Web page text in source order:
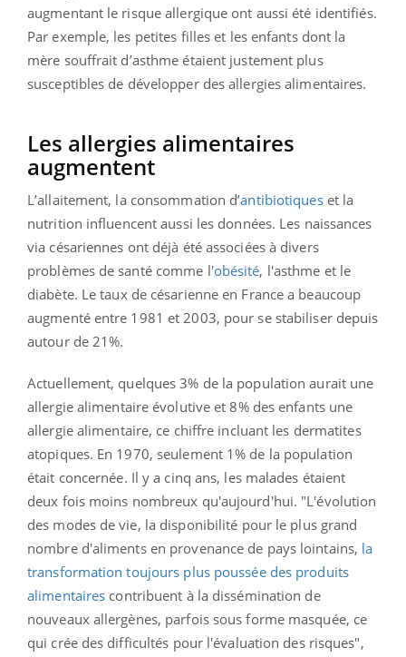
augmentant le risque allergique ont aussi été identifiés.
Par exemple, les petites filles et les enfants dont la
mère souffrait d’asthme étaient justement plus
susceptibles de développer des allergies alimentaires.
Les allergies alimentaires
augmentent
L’allaitement, la consommation d’antibiotiqueset la
nutrition influencent aussi les données. Les naissances
via césariennes ont déjà été associées à divers
problèmes de santé comme l'obésité, l'asthme et le
diabète. Le taux de césarienne en France a beaucoup
augmenté entre 1981 et 2003, pour se stabiliser depuis
autour de 21%.
Actuellement, quelques 3% de la population aurait une
allergie alimentaire évolutive et 8% des enfants une
allergie alimentaire, ce chiffre incluant les dermatites
atopiques. En 1970, seulement 1% de la population
était concernée. Il y a cinq ans, les malades étaient
deux fois moins nombreux qu'aujourd'hui. "L'évolution
des modes de vie, la disponibilité pour le plus grand
nombre d'aliments en provenance de pays lointains, la
transformation toujours plus poussée des produits
alimentaires contribuent à la dissémination de
nouveaux allergènes, parfois sous forme masquée, ce
qui crée des difficultés pour l'évaluation des risques",